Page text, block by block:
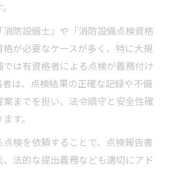
さえておくべきポイント
検報告書提出時の法令遵守ポイ
検報告書提出のタイミングと注
検報告書提出で困らない書類整
検報告書提出までの流れを徹底
防設備士」や「消防設備点検資格
が必要なケースが多く、特に大規
は有資格者による点検が義務付け
は、点検結果の正確な記録や不備
までを担い、法令順守と安全性確
す。
検を依頼することで、点検報告書
法的な提出義務なども適切にアド